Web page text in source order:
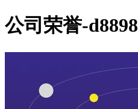
公司荣誉-d8898